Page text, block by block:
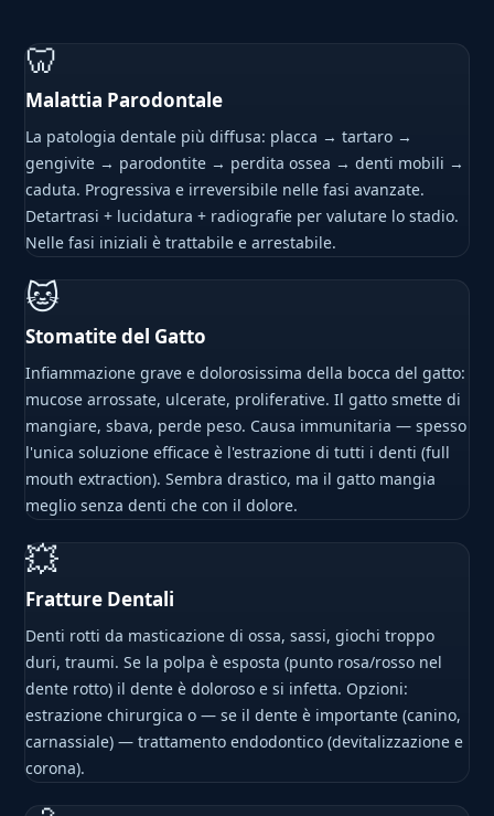
🦷
Malattia Parodontale
La patologia dentale più diffusa: placca → tartaro →
gengivite → parodontite → perdita ossea → denti mobili →
caduta. Progressiva e irreversibile nelle fasi avanzate.
Detartrasi + lucidatura + radiografie per valutare lo stadio.
Nelle fasi iniziali è trattabile e arrestabile.
🐱
Stomatite del Gatto
Infiammazione grave e dolorosissima della bocca del gatto:
mucose arrossate, ulcerate, proliferative. Il gatto smette di
mangiare, sbava, perde peso. Causa immunitaria — spesso
l'unica soluzione efficace è l'estrazione di tutti i denti (full
mouth extraction). Sembra drastico, ma il gatto mangia
meglio senza denti che con il dolore.
💥
Fratture Dentali
Denti rotti da masticazione di ossa, sassi, giochi troppo
duri, traumi. Se la polpa è esposta (punto rosa/rosso nel
dente rotto) il dente è doloroso e si infetta. Opzioni:
estrazione chirurgica o — se il dente è importante (canino,
carnassiale) — trattamento endodontico (devitalizzazione e
corona).